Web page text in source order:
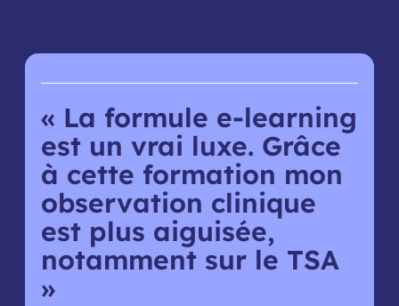
« La formule e-learning
est un vrai luxe. Grâce
à cette formation mon
observation clinique
est plus aiguisée,
notamment sur le TSA
»